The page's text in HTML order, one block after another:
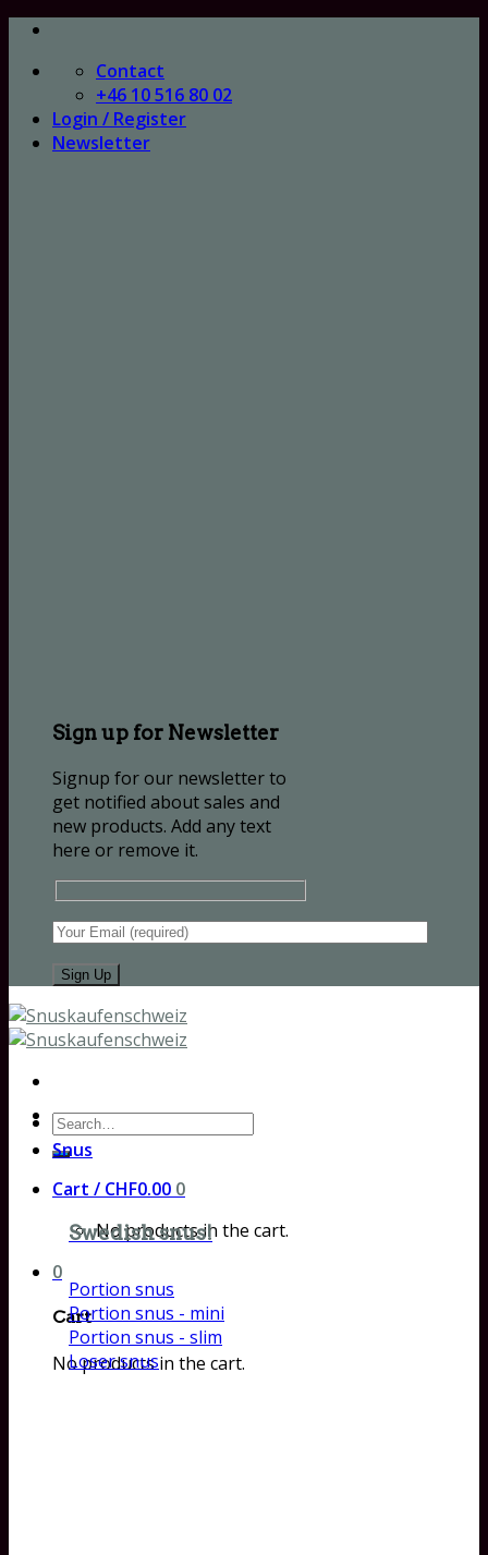
Skip
content
Contact
+46 10 516 80 02
Login / Register
Newsletter
Sign up for Newsletter
Signup for our newsletter to
get notified about sales and
new products. Add any text
here or remove it.
Search
for:
Cart / CHF0.00 0
No products in the cart.
0
Cart
No products in the cart.
Snus
Swedish snus!
Portion snus
Portion snus - mini
Portion snus - slim
Loser snus